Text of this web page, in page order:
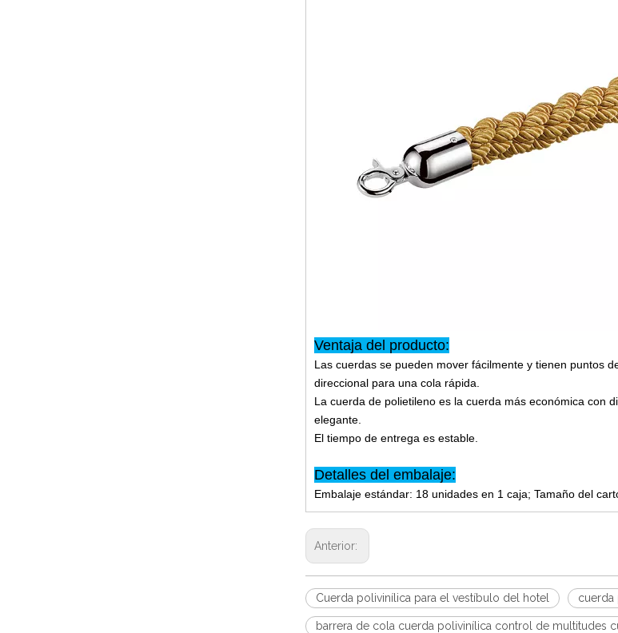
Ventaja del producto:
Las cuerdas se pueden mover fácilmente y tienen puntos
direccional para una cola rápida.
La cuerda de polietileno es la cuerda más económica con
elegante.
El tiempo de entrega es estable.
Detalles del embalaje:
Embalaje estándar: 18 unidades en 1 caja; Tamaño del
Anterior:
Cuerda polivinílica para el vestíbulo del hotel
barrera de cola cuerda polivinílica control de multitudes